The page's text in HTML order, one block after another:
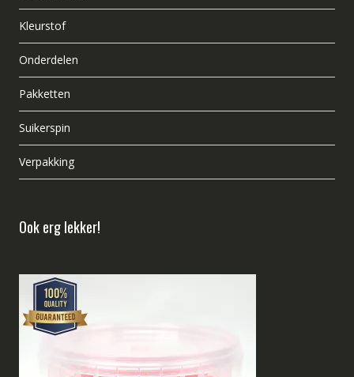
Kleurstof
Onderdelen
Pakketten
Suikerspin
Verpakking
Ook erg lekker!